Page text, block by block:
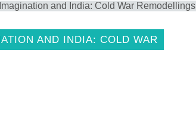
and India: Cold War Remodellings
AND INDIA: COLD WAR